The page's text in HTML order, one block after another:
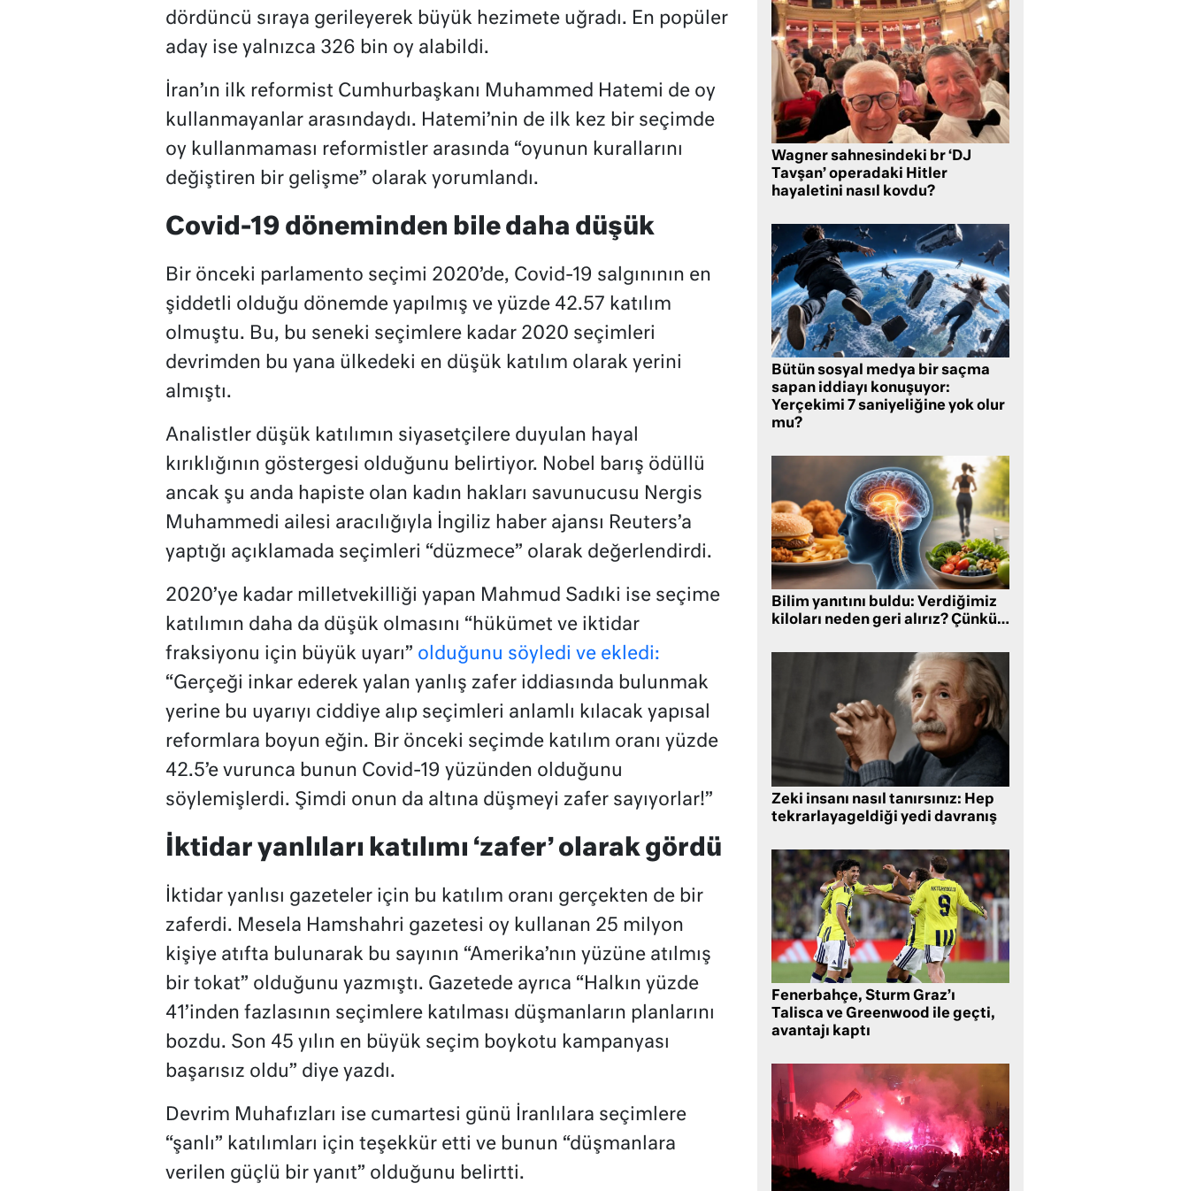
dördüncü sıraya gerileyerek büyük hezimete uğradı. En popüler
aday ise yalnızca 326 bin oy alabildi.
İran’ın ilk reformist Cumhurbaşkanı Muhammed Hatemi de oy
kullanmayanlar arasındaydı. Hatemi’nin de ilk kez bir seçimde
oy kullanmaması reformistler arasında “oyunun kurallarını
değiştiren bir gelişme” olarak yorumlandı.
Covid-19 döneminden bile daha düşük
Bir önceki parlamento seçimi 2020’de, Covid-19 salgınının en
şiddetli olduğu dönemde yapılmış ve yüzde 42.57 katılım
olmuştu. Bu, bu seneki seçimlere kadar 2020 seçimleri
devrimden bu yana ülkedeki en düşük katılım olarak yerini
almıştı.
Analistler düşük katılımın siyasetçilere duyulan hayal
kırıklığının göstergesi olduğunu belirtiyor. Nobel barış ödüllü
ancak şu anda hapiste olan kadın hakları savunucusu Nergis
Muhammedi ailesi aracılığıyla İngiliz haber ajansı Reuters’a
yaptığı açıklamada seçimleri “düzmece” olarak değerlendirdi.
2020’ye kadar milletvekilliği yapan Mahmud Sadıki ise seçime
katılımın daha da düşük olmasını “hükümet ve iktidar
fraksiyonu için büyük uyarı” olduğunu söyledi ve ekledi:
“Gerçeği inkar ederek yalan yanlış zafer iddiasında bulunmak
yerine bu uyarıyı ciddiye alıp seçimleri anlamlı kılacak yapısal
reformlara boyun eğin. Bir önceki seçimde katılım oranı yüzde
42.5’e vurunca bunun Covid-19 yüzünden olduğunu
söylemişlerdi. Şimdi onun da altına düşmeyi zafer sayıyorlar!”
İktidar yanlıları katılımı ‘zafer’ olarak gördü
İktidar yanlısı gazeteler için bu katılım oranı gerçekten de bir
zaferdi. Mesela Hamshahri gazetesi oy kullanan 25 milyon
kişiye atıfta bulunarak bu sayının “Amerika’nın yüzüne atılmış
bir tokat” olduğunu yazmıştı. Gazetede ayrıca “Halkın yüzde
41’inden fazlasının seçimlere katılması düşmanların planlarını
bozdu. Son 45 yılın en büyük seçim boykotu kampanyası
başarısız oldu” diye yazdı.
Devrim Muhafızları ise cumartesi günü İranlılara seçimlere
“şanlı” katılımları için teşekkür etti ve bunun “düşmanlara
verilen güçlü bir yanıt” olduğunu belirtti.
Wagner sahnesindeki br ‘DJ
Tavşan’ operadaki Hitler
hayaletini nasıl kovdu?
Bütün sosyal medya bir saçma
sapan iddiayı konuşuyor:
Yerçekimi 7 saniyeliğine yok olur
mu?
Bilim yanıtını buldu: Verdiğimiz
kiloları neden geri alırız? Çünkü…
Zeki insanı nasıl tanırsınız: Hep
tekrarlayageldiği yedi davranış
Fenerbahçe, Sturm Graz’ı
Talisca ve Greenwood ile geçti,
avantajı kaptı